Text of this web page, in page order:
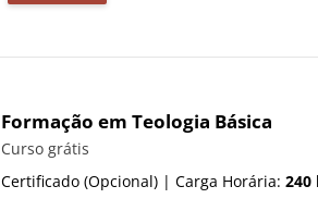
Formação em Teologia Básica
Categoria do curso
Curso grátis
Certificado (Opcional) | Carga Horária:240